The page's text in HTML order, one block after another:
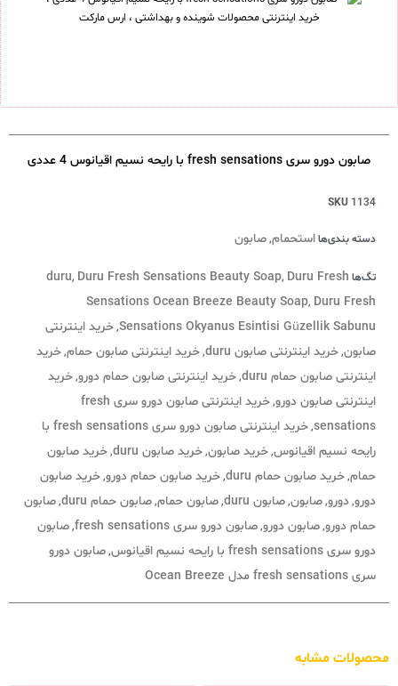
صابون دورو سری fresh sensations با رایحه نسیم اقیانوس 4 عددی
SKU 1134
دسته بندی‌هااستحمام,صابون
تگ‌ها duru, Duru Fresh Sensations Beauty Soap, Duru Fresh
Sensations Ocean Breeze Beauty Soap, Duru Fresh
Sensations Okyanus Esintisi Güzellik Sabunu
,خرید اینترنتی
صابون,خرید اینترنتی صابون duru ,خرید اینترنتی صابون حمام,خرید
اینترنتی صابون حمام duru
,خرید اینترنتی صابون حمام دورو,خرید
اینترنتی صابون دورو,
خرید اینترنتی صابون دورو سری fresh
sensations
,
خرید اینترنتی صابون دورو سری fresh sensations با
رایحه نسیم اقیانوس,خرید صابون,خرید صابون duru ,خرید صابون
حمام,خرید صابون حمام duru ,خرید صابون حمام دورو,خرید صابون
دورو,دورو,صابون,صابون duru ,صابون حمام,صابون حمام duru ,صابون
حمام دورو,صابون دورو,صابون دورو سری fresh sensations ,صابون
دورو سری fresh sensations با رایحه نسیم اقیانوس
,صابون دورو
سری fresh sensations مدل Ocean Breeze
محصولات مشابه